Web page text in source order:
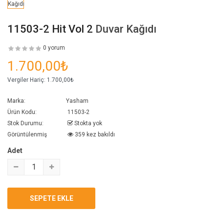
11503-2 Hit Vol 2 Duvar Kağıdı
0 yorum
1.700,00₺
Vergiler Hariç: 1.700,00₺
Marka:
Yasham
Ürün Kodu:
11503-2
Stok Durumu:
Stokta yok
Görüntülenmiş
359 kez bakıldı
Adet